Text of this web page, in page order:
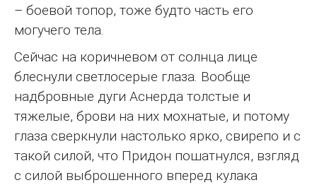
– боевой топор, тоже будто часть его
могучего тела.
Сейчас на коричневом от солнца лице
блеснули светлосерые глаза. Вообще
надбровные дуги Аснерда толстые и
тяжелые, брови на них мохнатые, и потому
глаза сверкнули настолько ярко, свирепо и с
такой силой, что Придон пошатнулся, взгляд
с силой выброшенного вперед кулака